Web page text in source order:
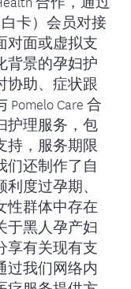
卡）会员对接
对面或虚拟支
背景的孕妇护
协助、症状跟
Care 合
护理服务，包
持，服务期限
们还制作了自
度过孕期、
性群体中存在
于黑人孕产妇
享有关现有支
过我们网络内